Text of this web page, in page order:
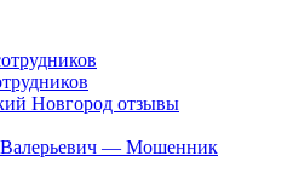
Новгород отзывы
Валерьевич — Мошенник